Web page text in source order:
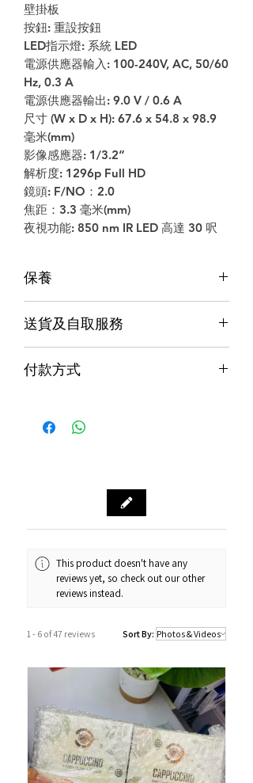
壁掛板
按鈕: 重設按鈕
LED指示燈: 系統 LED
電源供應器輸入: 100-240V, AC, 50/60
Hz, 0.3 A
電源供應器輸出: 9.0 V / 0.6 A
尺寸 (W x D x H): 67.6 x 54.8 x 98.9
毫米(mm)
影像感應器: 1/3.2“
解析度: 1296p Full HD
鏡頭: F/NO：2.0
焦距：3.3 毫米(mm)
夜視功能: 850 nm IR LED 高達 30 呎
保養
香港行貨;香港代理提供本地保養和維
物保障 (不包括人為損壞並須要保留完
送貨及自取服務
本地速遞
順豐到付/自取點
門市資料：觀塘秀茂坪商場街市74A號
Whatsapp：34811128
訂購及送貨時間
若果商品不幸出現沒有現貨或需要更長
或電話方式通知顧客。
付款方式
Alipay支付寶 / WeChat Pay微信支付 /
Octopus八達通 / Fps轉數快
This product doesn't have any
reviews yet, so check out our other
reviews instead.
1 - 6 of 47 reviews Sort By: